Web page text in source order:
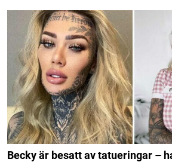
Becky är besatt av tatueringar –